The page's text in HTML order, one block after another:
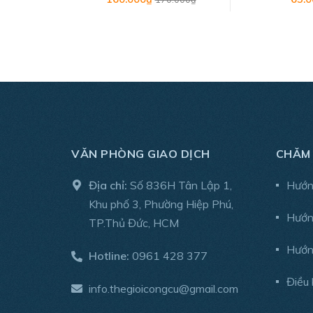
VĂN PHÒNG GIAO DỊCH
Địa chỉ: Số 836H Tân Lập 1,
Khu phố 3, Phường Hiệp Phú,
TP.Thủ Đức, HCM
Hotline: 0961 428 377
info.thegioicongcu@gmail.com Điều